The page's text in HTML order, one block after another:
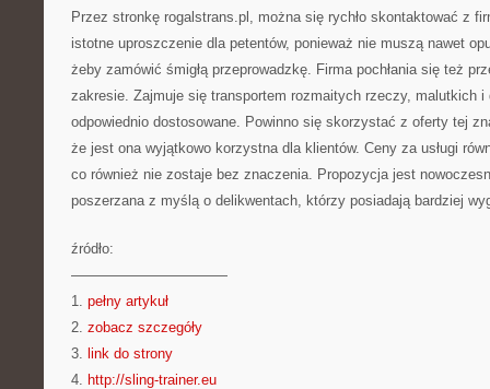
Przez stronkę rogalstrans.pl, można się rychło skontaktować z
istotne uproszczenie dla petentów, ponieważ nie muszą nawet
żeby zamówić śmigłą przeprowadzkę. Firma pochłania się też
zakresie. Zajmuje się transportem rozmaitych rzeczy, malutkich
odpowiednio dostosowane. Powinno się skorzystać z oferty tej
że jest ona wyjątkowo korzystna dla klientów. Ceny za usługi
co również nie zostaje bez znaczenia. Propozycja jest
poszerzana z myślą o delikwentach, którzy posiadają bardziej
źródło:
———————————
1. pełny artykuł
2. zobacz szczegóły
3. link do strony
4. http://sling-trainer.eu